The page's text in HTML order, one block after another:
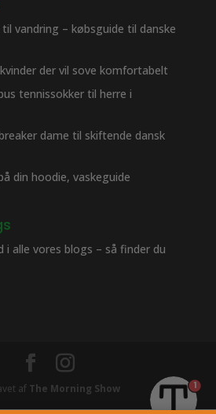
vandring – købsguide til danske
der vil sove komfortabelt
tennissokker til herre i
dame til skiftende dansk
din hoodie, vaskeguide
i alle vores blogs – så finder du
af The Morning Show 1